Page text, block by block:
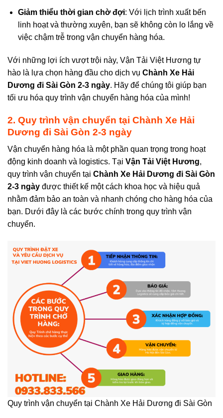
Giảm thiểu thời gian chờ đợi: Với lịch trình xuất bến
linh hoạt và thường xuyên, bạn sẽ không còn lo lắng về
việc chậm trễ trong vận chuyển hàng hóa.
Với những lợi ích vượt trội này, Vận Tải Việt Hương tự
hào là lựa chọn hàng đầu cho dịch vụ Chành Xe Hải
Dương đi Sài Gòn 2-3 ngày. Hãy để chúng tôi giúp bạn
tối ưu hóa quy trình vận chuyển hàng hóa của mình!
2. Quy trình vận chuyển tại Chành Xe Hải
Dương đi Sài Gòn 2-3 ngày
Vận chuyển hàng hóa là một phần quan trọng trong hoạt
động kinh doanh và logistics. Tại Vận Tải Việt Hương,
quy trình vận chuyển tại Chành Xe Hải Dương đi Sài Gòn
2-3 ngày được thiết kế một cách khoa học và hiệu quả
nhằm đảm bảo an toàn và nhanh chóng cho hàng hóa của
bạn. Dưới đây là các bước chính trong quy trình vận
chuyển.
Quy trình vận chuyển tại Chành Xe Hải Dương đi Sài Gòn